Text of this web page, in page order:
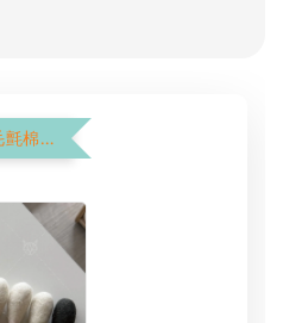
$199加購價｜超好玩羊毛氈棉花棒